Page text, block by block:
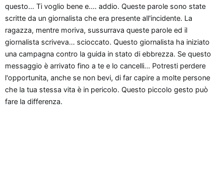
questo... Ti voglio bene e.... addio. Queste parole sono state
scritte da un giornalista che era presente all'incidente. La
ragazza, mentre moriva, sussurrava queste parole ed il
giornalista scriveva... scioccato. Questo giornalista ha iniziato
una campagna contro la guida in stato di ebbrezza. Se questo
messaggio è arrivato fino a te e lo cancelli... Potresti perdere
l'opportunita, anche se non bevi, di far capire a molte persone
che la tua stessa vita è in pericolo. Questo piccolo gesto può
fare la differenza.